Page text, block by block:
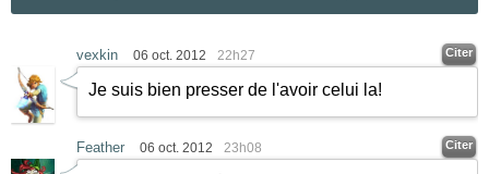
vexkin 06 oct. 2012 22h27 Citer
Je suis bien presser de l'avoir celui la!
Feather 06 oct. 2012 23h08 Citer